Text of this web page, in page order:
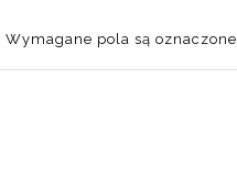
Wymagane pola są oznaczone